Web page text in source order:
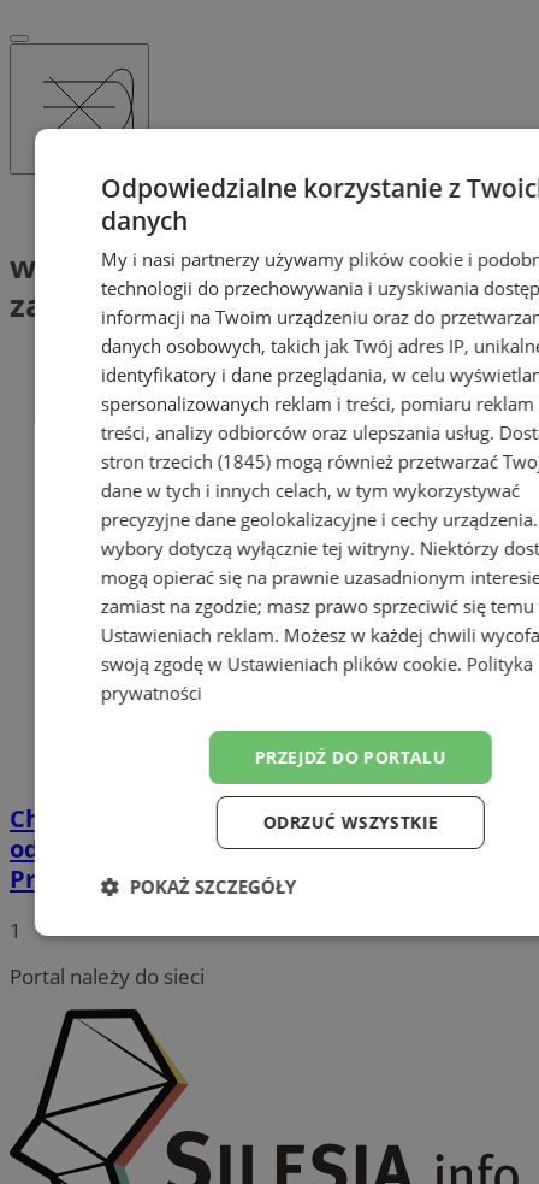
Tag: wojewódzki konserwator zabytków
wojewódzki konserwator
zabytków (1)
Chorzów: Schron bojowy zostanie
odświeżony. Trwają prace zlecone przez
Pro Fortalicium
1
Portal należy do sieci
Odpowiedzialne korzystanie z
danych
My i nasi partnerzy używamy plików cookie i
technologii do przechowywania i uzyskiwania
informacji na Twoim urządzeniu oraz do
danych osobowych, takich jak Twój adres IP,
identyfikatory i dane przeglądania, w celu
spersonalizowanych reklam i treści, pomiaru reklam
treści, analizy odbiorców oraz ulepszania usług.
stron trzecich (1845)mogą również przetwarzać
dane w tych i innych celach, w tym wykorzystywać
precyzyjne dane geolokalizacyjne i cechy
wybory dotyczą wyłącznie tej witryny. Niektórzy
mogą opierać się na prawnie uzasadnionym
zamiast na zgodzie; masz prawo sprzeciwić się temu
Ustawieniach reklam. Możesz w każdej chwili
swoją zgodę w Ustawieniach plików cookie. Polityka
prywatności
PRZEJDŹ DO PORTALU
ODRZUĆ WSZYSTKIE
POKAŻ SZCZEGÓŁY
Niezbędne Wydajność
Funkcjonalność